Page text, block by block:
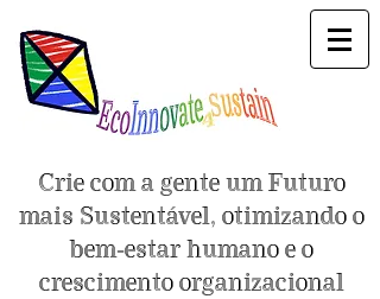
Crie com a gente um Futuro
mais Sustentável, otimizando o
bem-estar humano e o
crescimento organizacional